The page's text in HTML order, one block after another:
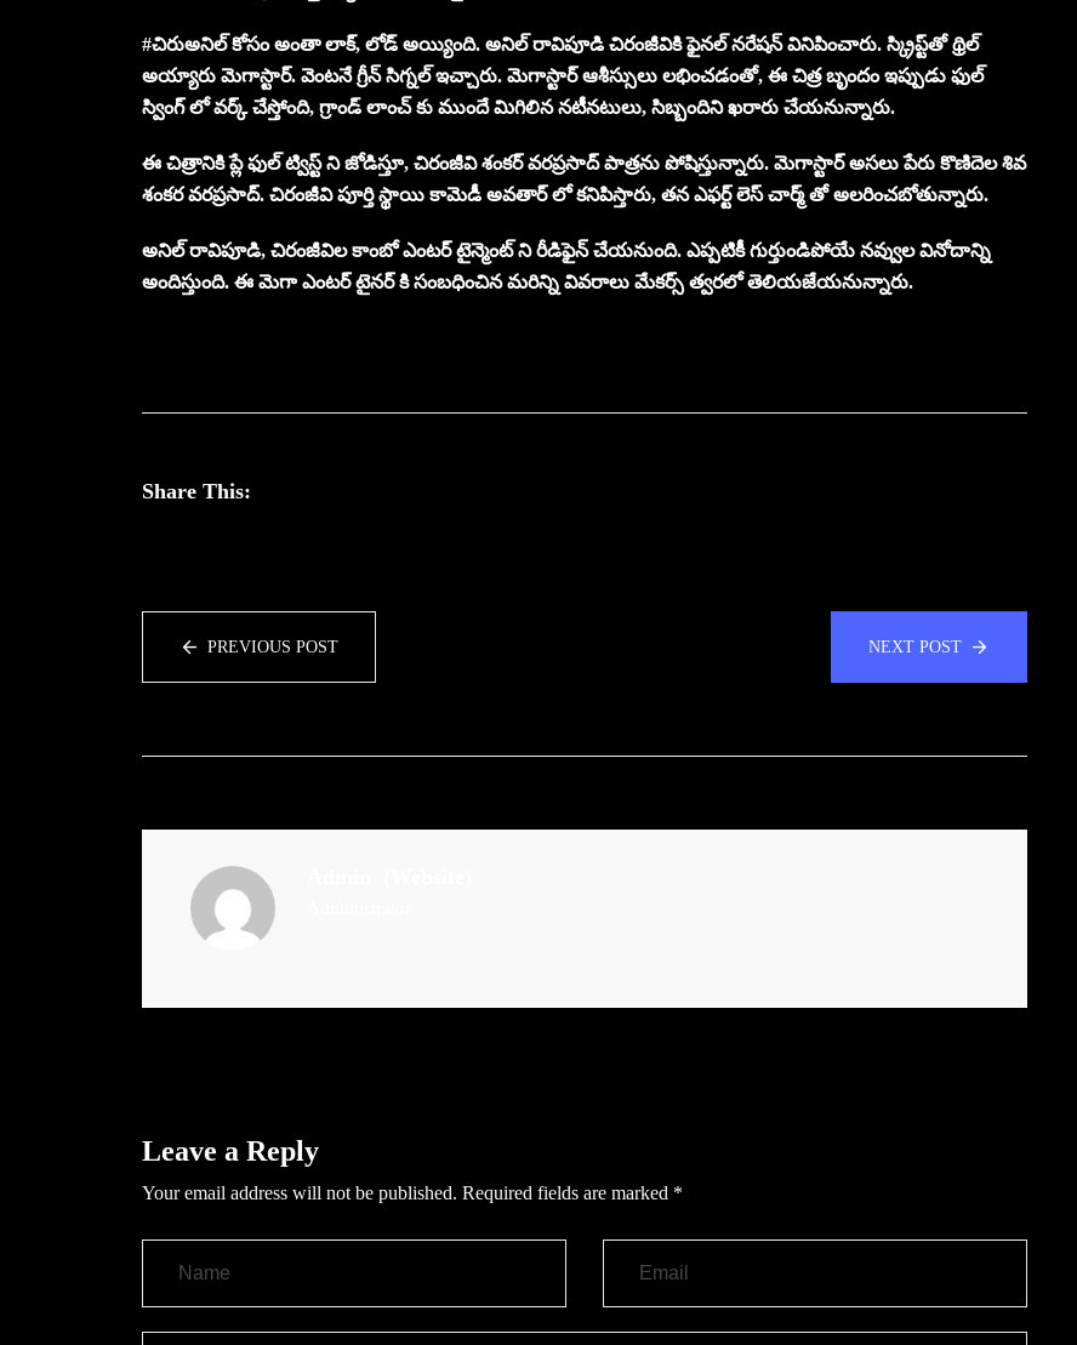
#చిరుఅనిల్ కోసం అంతా లాక్, లోడ్ అయ్యింది. అనిల్ రావిపూడి చిరంజీవికి ఫైనల్ నరేషన్ వినిపించారు. స్క్రిప్ట్‌తో థ్రిల్
అయ్యారు మెగాస్టార్. వెంటనే గ్రీన్ సిగ్నల్ ఇచ్చారు. మెగాస్టార్ ఆశీస్సులు లభించడంతో, ఈ చిత్ర బృందం ఇప్పుడు ఫుల్
స్వింగ్ లో వర్క్ చేస్తోంది, గ్రాండ్ లాంచ్ కు ముందే మిగిలిన నటీనటులు, సిబ్బందిని ఖరారు చేయనున్నారు.
ఈ చిత్రానికి ప్లే ఫుల్ ట్విస్ట్ ని జోడిస్తూ, చిరంజీవి శంకర్ వరప్రసాద్ పాత్రను పోషిస్తున్నారు. మెగాస్టార్ అసలు పేరు కొణిదెల శివ
శంకర వరప్రసాద్‌. చిరంజీవి పూర్తి స్థాయి కామెడీ అవతార్ లో కనిపిస్తారు, తన ఎఫర్ట్ లెస్ చార్మ్ తో అలరించబోతున్నారు.
అనిల్ రావిపూడి, చిరంజీవిల కాంబో ఎంటర్ టైన్మెంట్ ని రీడిఫైన్ చేయనుంది. ఎప్పటికీ గుర్తుండిపోయే నవ్వుల వినోదాన్ని
అందిస్తుంది. ఈ మెగా ఎంటర్ టైనర్ కి సంబధించిన మరిన్ని వివరాలు మేకర్స్ త్వరలో తెలియజేయనున్నారు.
Share This:
PREVIOUS POST NEXT POST
Leave a Reply
Your email address will not be published. Required fields are marked *